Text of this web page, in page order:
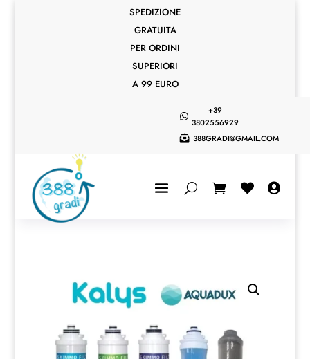
SPEDIZIONE
GRATUITA
PER ORDINI
SUPERIORI
A 99 EURO

+39
3802556929
 388GRADI@GMAIL.COM
 